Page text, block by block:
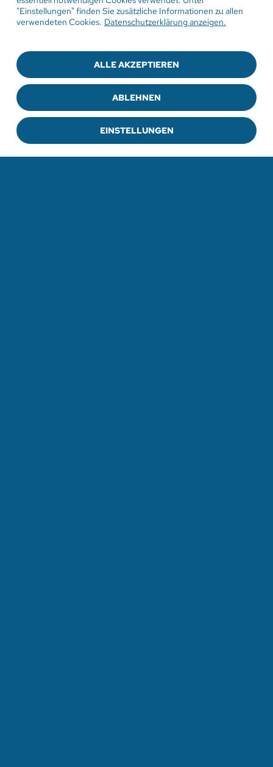
"Einstellungen" finden Sie zusätzliche Informationen zu allen
verwendeten Cookies. Datenschutzerklärung anzeigen.
EINSTELLUNGEN
ABLEHNEN
ALLE AKZEPTIEREN
Gottesdienst in der
Damit hat niemand gerechnet
Pfarrer Ulrich Weber